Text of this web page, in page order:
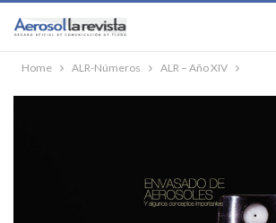
Home ALR-Números ALR – Año XIV